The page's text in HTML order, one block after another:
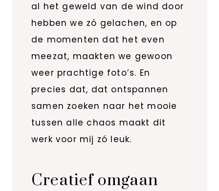
al het geweld van de wind door
hebben we zó gelachen, en op
de momenten dat het even
meezat, maakten we gewoon
weer prachtige foto’s. En
precies dat, dat ontspannen
samen zoeken naar het mooie
tussen alle chaos maakt dit
werk voor mij zó leuk.
Creatief omgaan